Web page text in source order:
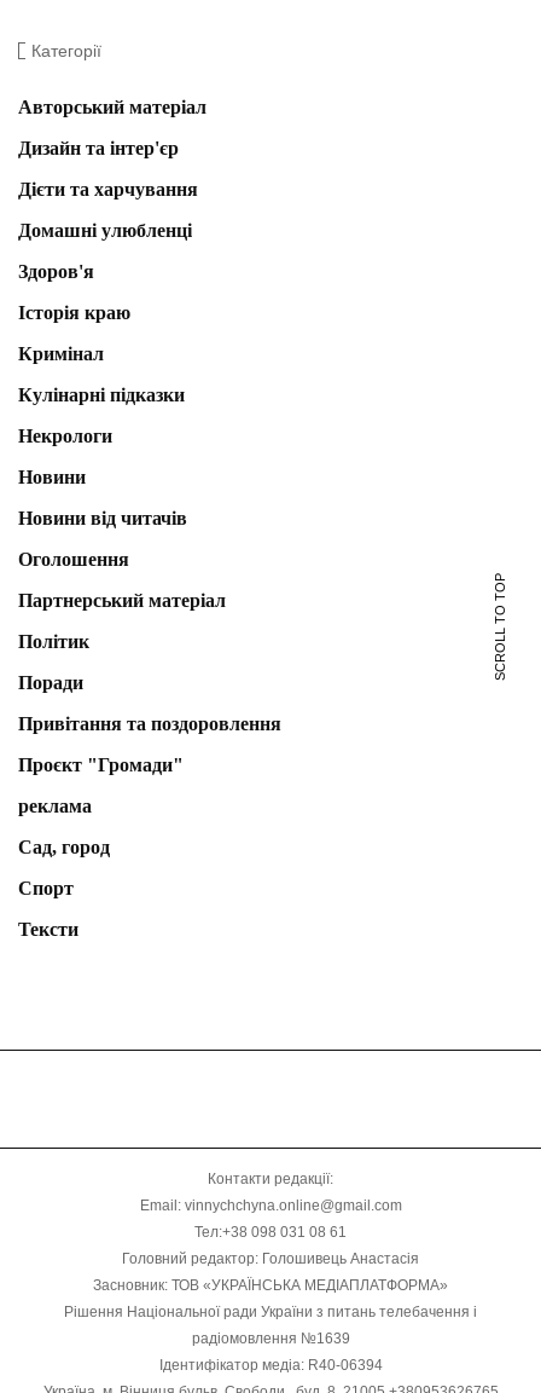
Категорії
Авторський матеріал
Дизайн та інтер'єр
Дієти та харчування
Домашні улюбленці
Здоров'я
Історія краю
Кримінал
Кулінарні підказки
Некрологи
Новини
Новини від читачів
Оголошення
Партнерський матеріал
Політик
Поради
Привітання та поздоровлення
Проєкт "Громади"
реклама
Сад, город
Спорт
Тексти
SCROLL TO TOP
Контакти редакції:
Email: vinnychchyna.online@gmail.com
Тел:+38 098 031 08 61
Головний редактор: Голошивець Анастасія
Засновник: ТОВ «УКРАЇНСЬКА МЕДІАПЛАТФОРМА»
Рішення Національної ради України з питань телебачення і
радіомовлення №1639
Ідентифікатор медіа: R40-06394